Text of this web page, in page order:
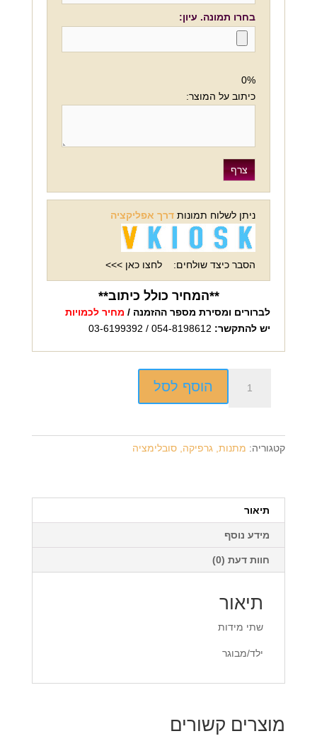
בחרו תמונה. עיון:
0%
כיתוב על המוצר:
ניתן לשלוח תמונות דרך אפליקציה
הסבר כיצד שולחים: לחצו כאן >>>
**המחיר כולל כיתוב**
לברורים ומסירת מספר ההזמנה / מחיר לכמויות
יש להתקשר:
הוסף לסל
קטגוריה: מתנות, גרפיקה, סובלימציה
תיאור
מידע נוסף
חוות דעת (0)
תיאור
שתי מידות
ילד/מבוגר
מוצרים קשורים